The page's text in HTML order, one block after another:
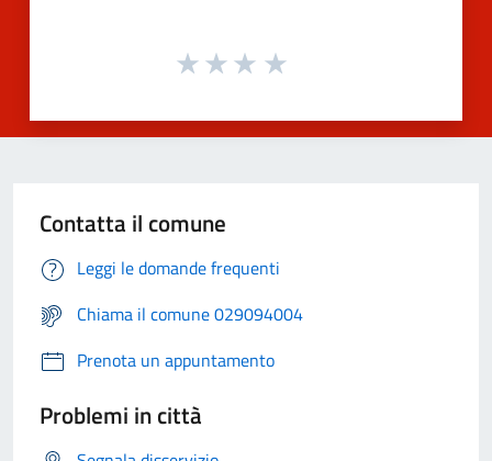
Contatta il comune
Leggi le domande frequenti
Chiama il comune 029094004
Prenota un appuntamento
Problemi in città